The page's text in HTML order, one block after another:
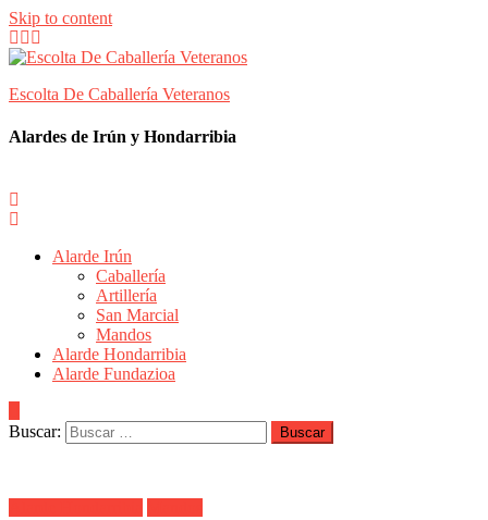
Skip to content
Escolta De Caballería Veteranos
Alardes de Irún y Hondarribia
Alarde Irún
Caballería
Artillería
San Marcial
Mandos
Alarde Hondarribia
Alarde Fundazioa
Buscar: